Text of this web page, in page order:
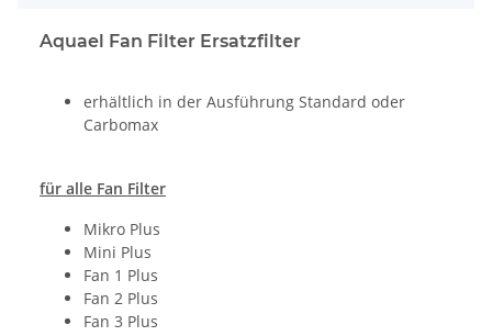
Aquael Fan Filter Ersatzfilter
erhältlich in der Ausführung Standard oder
Carbomax
für alle Fan Filter
Mikro Plus
Mini Plus
Fan 1 Plus
Fan 2 Plus
Fan 3 Plus